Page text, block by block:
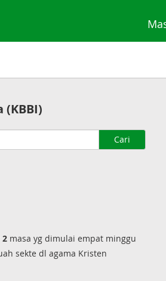
(KBBI)
Cari
2masa yg dimulai empat minggu
sekte dl agama Kristen